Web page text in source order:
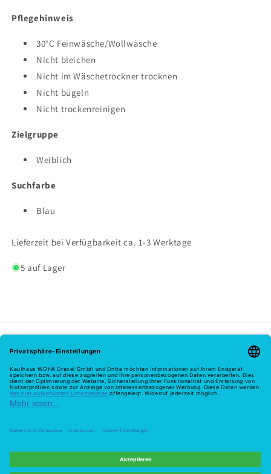
Pflegehinweis
30°C Feinwäsche/Wollwäsche
Nicht bleichen
Nicht im Wäschetrockner trocknen
Nicht bügeln
Nicht trockenreinigen
Zielgruppe
Weiblich
Suchfarbe
Blau
Lieferzeit bei Verfügbarkeit ca. 1-3 Werktage
5 auf Lager
E-Mail
Zahlungsmethoden